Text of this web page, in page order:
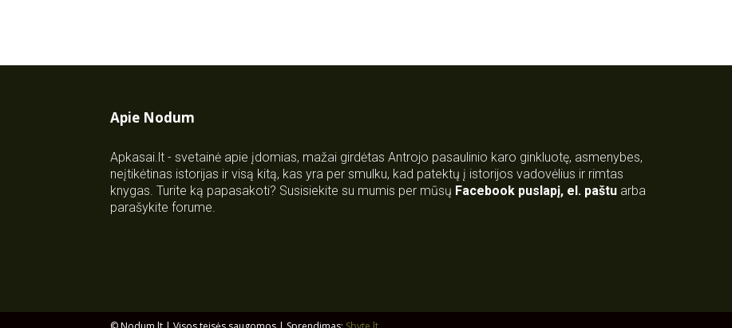
Apie Nodum
Apkasai.lt - svetainė apie įdomias, mažai girdėtas Antrojo pasaulinio karo ginkluotę, asmenybes,
neįtikėtinas istorijas ir visą kitą, kas yra per smulku, kad patektų į istorijos vadovėlius ir rimtas
knygas. Turite ką papasakoti? Susisiekite su mumis per mūsų Facebook puslapį, el. paštu arba
parašykite forume.